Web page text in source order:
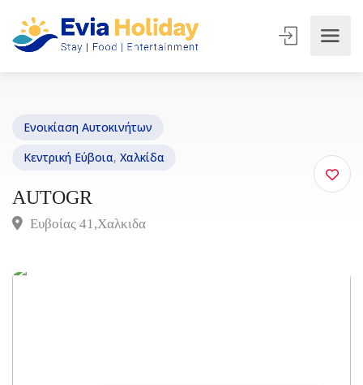
Ενοικίαση Αυτοκινήτων
Κεντρική Εύβοια, Χαλκίδα
AUTOGR
Ευβοίας 41,Χαλκιδα